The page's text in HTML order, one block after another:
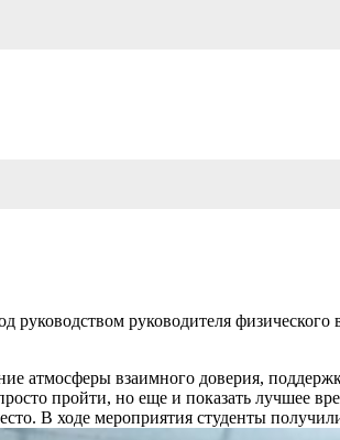
руководителя
атмосферы взаимного доверия,
пройти, но еще и показать лучшее
В ходе мероприятия студенты